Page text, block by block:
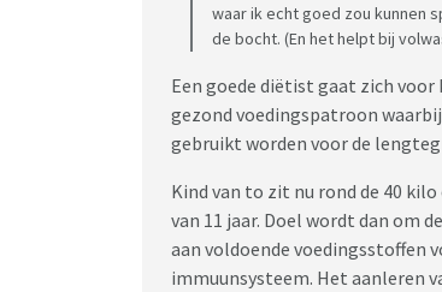
waar ik echt goed zou kunnen
de bocht. (En het helpt bij
Een goede diëtist gaat zich
gezond voedingspatroon
gebruikt worden voor de
Kind van to zit nu rond de 40
van 11 jaar. Doel wordt dan om
aan voldoende voedingsstoffen
immuunsysteem. Het aanleren